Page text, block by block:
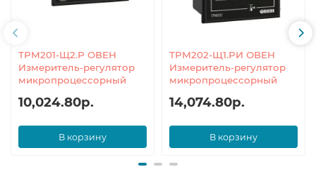
ТРМ201-Щ2.Р ОВЕН
Измеритель-регулятор
микропроцессорный
10,024.80р.
В корзину
ТРМ202-Щ1.РИ ОВЕН
Измеритель-регулятор
микропроцессорный
14,074.80р.
В корзину